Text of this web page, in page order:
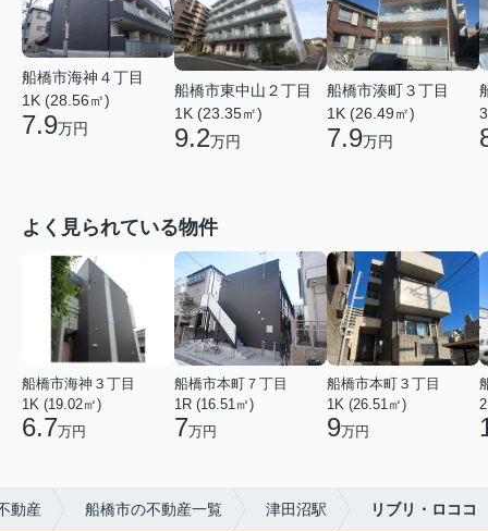
船橋市海神４丁目
1K (28.56㎡)
7.9万円
船橋市東中山２丁目
1K (23.35㎡)
9.2万円
船橋市湊町３丁目
1K (26.49㎡)
7.9万円
よく見られている物件
船橋市海神３丁目
1K (19.02㎡)
6.7万円
船橋市本町７丁目
1R (16.51㎡)
7万円
船橋市本町３丁目
1K (26.51㎡)
9万円
動産 船橋市の不動産一覧 津田沼駅 リブリ・ロココ